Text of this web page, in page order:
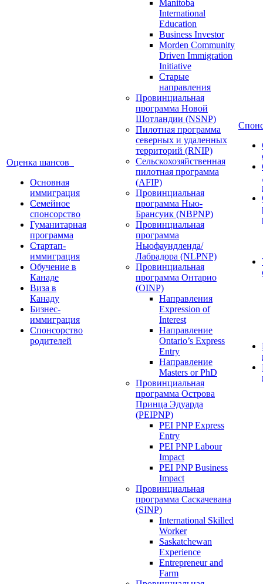
Оценка шансов
Основная
иммиграция
Семейное
спонсорство
Гуманитарная
программа
Стартап-
иммиграция
Обучение в
Канаде
Виза в
Канаду
Бизнес-
иммиграция
Спонсорство
родителей
Manitoba
International
Education
Business Investor
Morden Community
Driven Immigration
Initiative
Старые
направления
Провинциальная
программа Новой
Шотландии (NSNP)
Пилотная программа
северных и удаленных
территорий (RNIP)
Сельскохозяйственная
пилотная программа
(AFIP)
Провинциальная
программа Нью-
Брансуик (NBPNP)
Провинциальная
программа
Ньюфаундленда/
Лабрадора (NLPNP)
Провинциальная
программа Онтарио
(OINP)
Направления
Expression of
Interest
Направление
Ontario’s Express
Entry
Направление
Masters or PhD
Провинциальная
программа Острова
Принца Эдуарда
(PEIPNP)
PEI PNP Express
Entry
PEI PNP Labour
Impact
PEI PNP Business
Impact
Провинциальная
программа Саскачевана
(SINP)
International Skilled
Worker
Saskatchewan
Experience
Entrepreneur and
Farm